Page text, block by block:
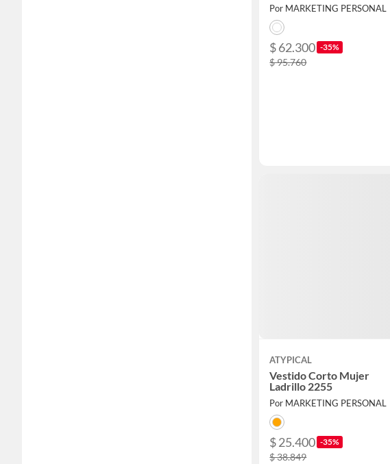
Por MARKETING PERSONAL
$ 62.300 -35%
$ 95.760
ATYPICAL
Vestido Corto Mujer
Ladrillo 2255
Por MARKETING PERSONAL
$ 25.400 -35%
$ 38.849